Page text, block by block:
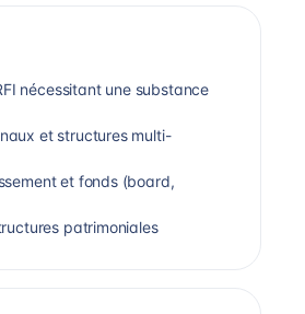
nécessitant une substance
et structures multi-
et fonds (board,
patrimoniales